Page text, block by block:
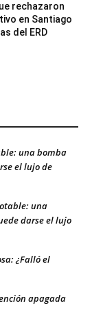
rechazaron
en Santiago
del ERD
una bomba
el lujo de
una
darse el lujo
¿Falló el
apagada